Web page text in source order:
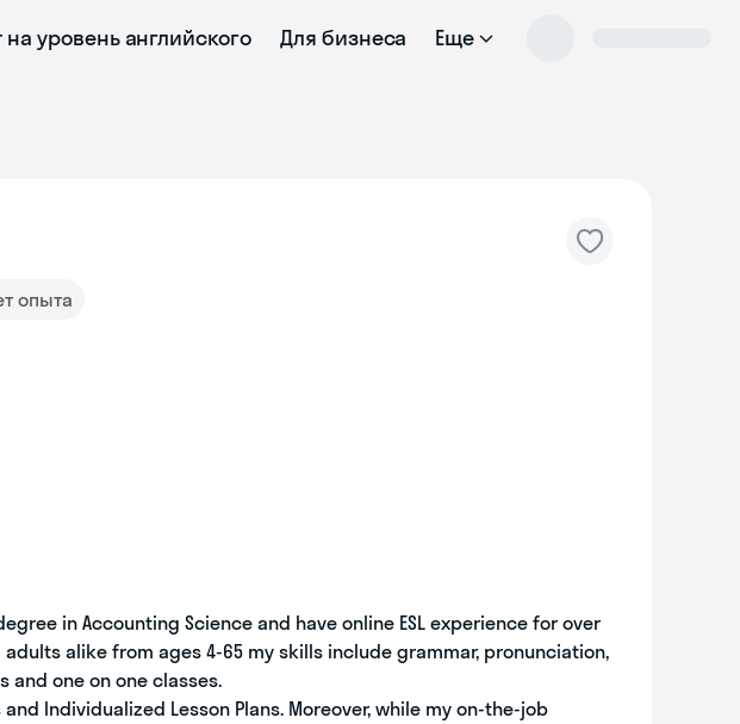
на уровень английского Для бизнеса Еще
опыта
in Accounting Science and have online ESL experience for over
alike from ages 4-65 my skills include grammar, pronunciation,
and one on one classes.
Individualized Lesson Plans. Moreover, while my on-the-job